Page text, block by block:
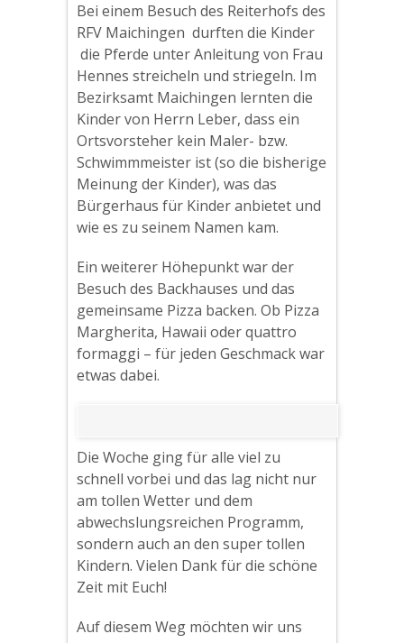
Bei einem Besuch des Reiterhofs des
RFV Maichingen durften die Kinder
die Pferde unter Anleitung von Frau
Hennes streicheln und striegeln. Im
Bezirksamt Maichingen lernten die
Kinder von Herrn Leber, dass ein
Ortsvorsteher kein Maler- bzw.
Schwimmmeister ist (so die bisherige
Meinung der Kinder), was das
Bürgerhaus für Kinder anbietet und
wie es zu seinem Namen kam.
Ein weiterer Höhepunkt war der
Besuch des Backhauses und das
gemeinsame Pizza backen. Ob Pizza
Margherita, Hawaii oder quattro
formaggi – für jeden Geschmack war
etwas dabei.
Die Woche ging für alle viel zu
schnell vorbei und das lag nicht nur
am tollen Wetter und dem
abwechslungsreichen Programm,
sondern auch an den super tollen
Kindern. Vielen Dank für die schöne
Zeit mit Euch!
Auf diesem Weg möchten wir uns